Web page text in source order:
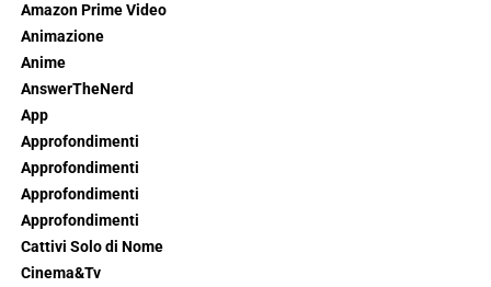
Amazon Prime Video
Animazione
Anime
AnswerTheNerd
App
Approfondimenti
Approfondimenti
Approfondimenti
Approfondimenti
Cattivi Solo di Nome
Cinema&Tv